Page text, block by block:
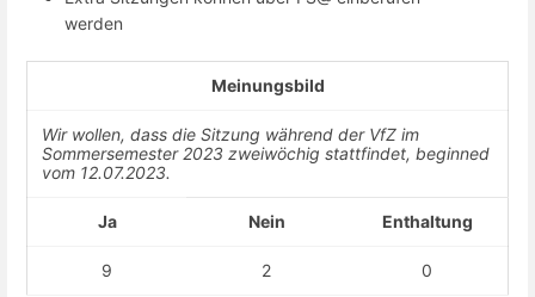
werden
Meinungsbild
Wir wollen, dass die Sitzung während der VfZ im
Sommersemester 2023 zweiwöchig stattfindet, beginned
vom 12.07.2023.
Ja Nein Enthaltung
9 2 0